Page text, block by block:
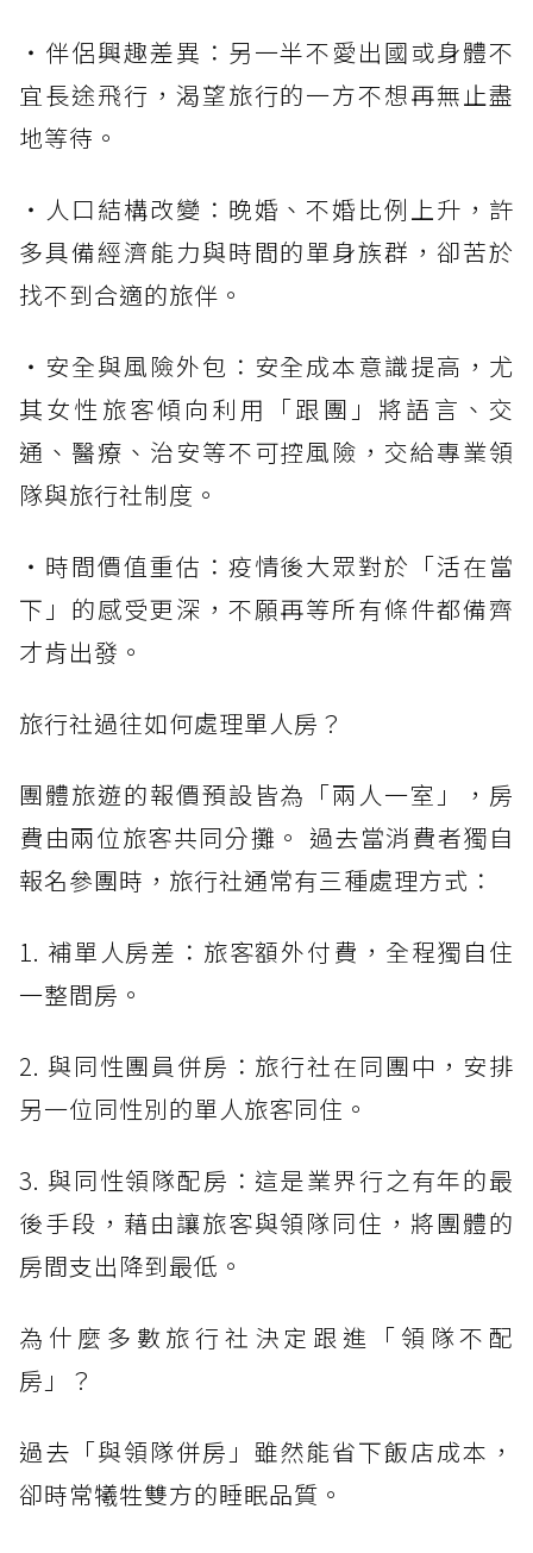
・伴侶興趣差異：另一半不愛出國或身體不
宜長途飛行，渴望旅行的一方不想再無止盡
地等待。
・人口結構改變：晚婚、不婚比例上升，許
多具備經濟能力與時間的單身族群，卻苦於
找不到合適的旅伴。
・安全與風險外包：安全成本意識提高，尤
其女性旅客傾向利用「跟團」將語言、交
通、醫療、治安等不可控風險，交給專業領
隊與旅行社制度。
・時間價值重估：疫情後大眾對於「活在當
下」的感受更深，不願再等所有條件都備齊
才肯出發。
旅行社過往如何處理單人房？
團體旅遊的報價預設皆為「兩人一室」，房
費由兩位旅客共同分攤。 過去當消費者獨自
報名參團時，旅行社通常有三種處理方式：
1. 補單人房差：旅客額外付費，全程獨自住
一整間房。
2. 與同性團員併房：旅行社在同團中，安排
另一位同性別的單人旅客同住。
3. 與同性領隊配房：這是業界行之有年的最
後手段，藉由讓旅客與領隊同住，將團體的
房間支出降到最低。
為什麼多數旅行社決定跟進「領隊不配
房」？
過去「與領隊併房」雖然能省下飯店成本，
卻時常犧牲雙方的睡眠品質。